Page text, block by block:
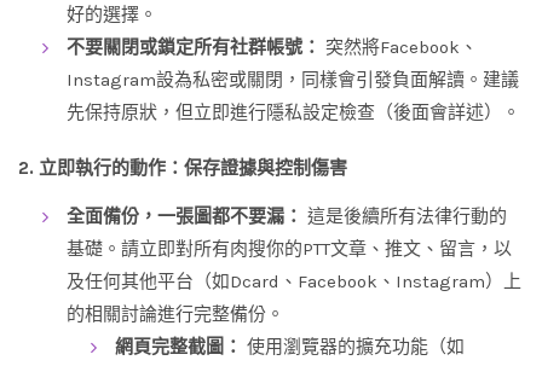
好的選擇。
不要關閉或鎖定所有社群帳號： 突然將Facebook、
Instagram設為私密或關閉，同樣會引發負面解讀。建議
先保持原狀，但立即進行隱私設定檢查（後面會詳述）。
2. 立即執行的動作：保存證據與控制傷害
全面備份，一張圖都不要漏： 這是後續所有法律行動的
基礎。請立即對所有肉搜你的PTT文章、推文、留言，以
及任何其他平台（如Dcard、Facebook、Instagram）上
的相關討論進行完整備份。
網頁完整截圖： 使用瀏覽器的擴充功能（如